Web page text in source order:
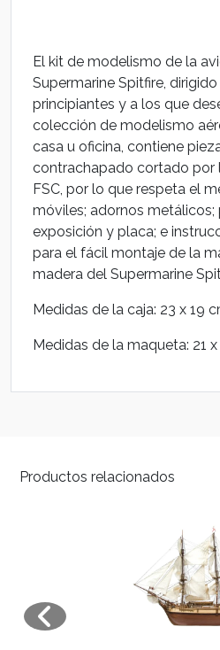
El kit de modelismo de la
Supermarine Spitfire,
principiantes y a los que
colección de modelismo
casa u oficina, contiene
contrachapado cortado por
FSC, por lo que respeta el
móviles; adornos metálicos;
exposición y placa; e
para el fácil montaje de la
madera del Supermarine
Medidas de la caja: 23 x 19
Medidas de la maqueta: 21
Productos relacionados